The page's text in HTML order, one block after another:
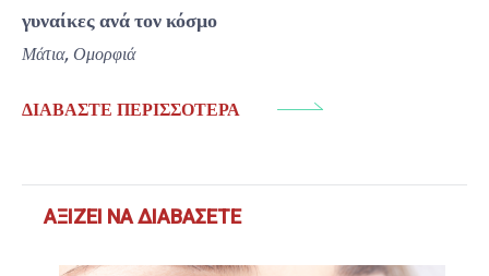
γυναίκες ανά τον κόσμο
Μάτια, Ομορφιά
ΔΙΑΒΆΣΤΕ ΠΕΡΙΣΣΌΤΕΡΑ
ΑΞΊΖΕΙ ΝΑ ΔΙΑΒΆΣΕΤΕ